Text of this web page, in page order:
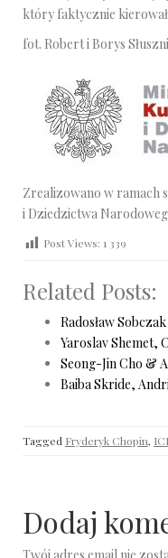
który faktycznie kierował
fot. Robert i Borys
Zrealizowano w ramach
i Dziedzictwa
Post Views: 1 339
Related Posts:
Radosław
Yaroslav Shemet,
Seong-Jin Cho &
Baiba Skride,
Tagged Fryderyk Chopin,
Dodaj